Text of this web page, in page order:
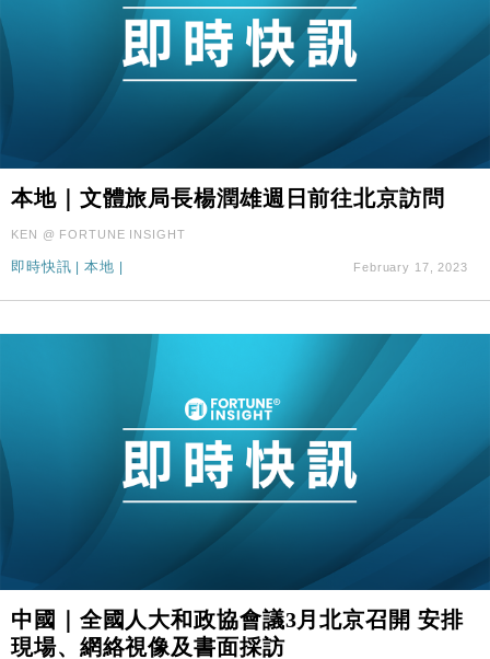
本地｜文體旅局長楊潤雄週日前往北京訪問
KEN @ FORTUNE INSIGHT
即時快訊 |本地 | February 17, 2023
中國｜全國人大和政協會議3月北京召開 安排
現場、網絡視像及書面採訪